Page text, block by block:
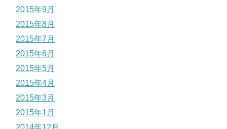
2015年9月
2015年8月
2015年7月
2015年6月
2015年5月
2015年4月
2015年3月
2015年1月
2014年12月